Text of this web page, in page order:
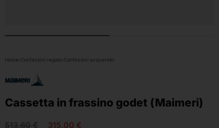
Home›Confezioni regalo›Confezioni acquerello
Cassetta in frassino godet (Maimeri)
513,60€ 315,00 €